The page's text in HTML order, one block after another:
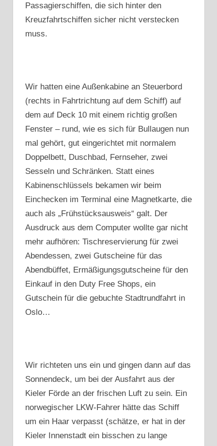
Passagierschiffen, die sich hinter den
Kreuzfahrtschiffen sicher nicht verstecken
muss.
Wir hatten eine Außenkabine an Steuerbord
(rechts in Fahrtrichtung auf dem Schiff) auf
dem auf Deck 10 mit einem richtig großen
Fenster – rund, wie es sich für Bullaugen nun
mal gehört, gut eingerichtet mit normalem
Doppelbett, Duschbad, Fernseher, zwei
Sesseln und Schränken. Statt eines
Kabinenschlüssels bekamen wir beim
Einchecken im Terminal eine Magnetkarte, die
auch als „Frühstücksausweis“ galt. Der
Ausdruck aus dem Computer wollte gar nicht
mehr aufhören: Tischreservierung für zwei
Abendessen, zwei Gutscheine für das
Abendbüffet, Ermäßigungsgutscheine für den
Einkauf in den Duty Free Shops, ein
Gutschein für die gebuchte Stadtrundfahrt in
Oslo…
Wir richteten uns ein und gingen dann auf das
Sonnendeck, um bei der Ausfahrt aus der
Kieler Förde an der frischen Luft zu sein. Ein
norwegischer LKW-Fahrer hätte das Schiff
um ein Haar verpasst (schätze, er hat in der
Kieler Innenstadt ein bisschen zu lange